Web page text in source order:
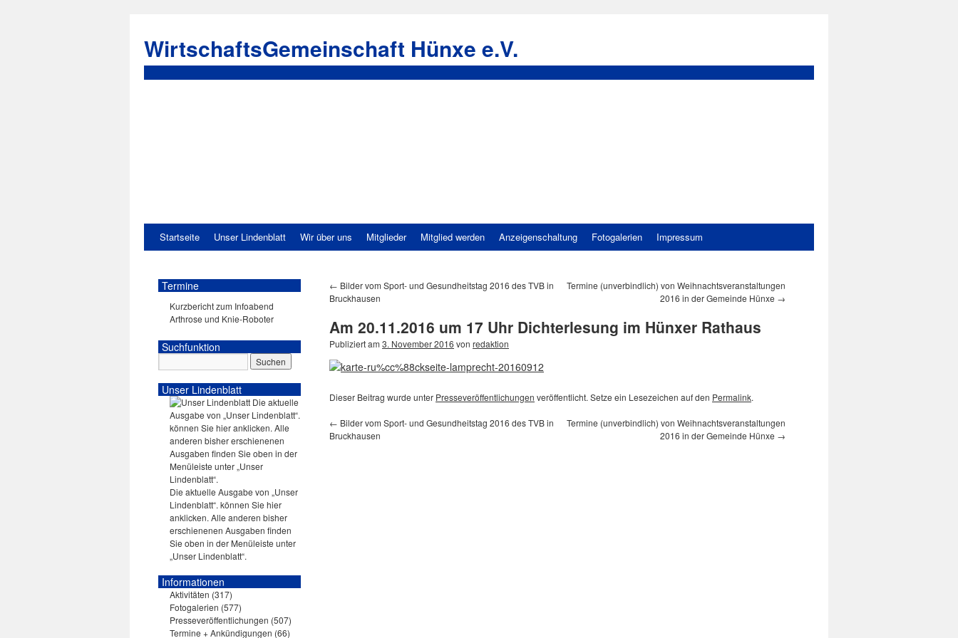
WirtschaftsGemeinschaft Hünxe e.V.
Startseite Unser Lindenblatt Wir über uns Mitglieder Mitglied werden Anzeigenschaltung Fotogalerien Impressum
← Bilder vom Sport- und Gesundheitstag 2016 des TVB in
Bruckhausen
Termine (unverbindlich) von Weihnachtsveranstaltungen
2016 in der Gemeinde Hünxe →
Am 20.11.2016 um 17 Uhr Dichterlesung im Hünxer Rathaus
Publiziert am 3. November 2016 von redaktion
Dieser Beitrag wurde unter Presseveröffentlichungen veröffentlicht. Setze ein Lesezeichen auf den Permalink.
← Bilder vom Sport- und Gesundheitstag 2016 des TVB in
Bruckhausen
Termine (unverbindlich) von Weihnachtsveranstaltungen
2016 in der Gemeinde Hünxe →
Termine
Kurzbericht zum Infoabend
Arthrose und Knie-Roboter
Suchfunktion
Unser Lindenblatt
Die aktuelle Ausgabe von „Unser
Lindenblatt“. können Sie hier
anklicken. Alle anderen bisher
erschienenen Ausgaben finden
Sie oben in der Menüleiste unter
„Unser Lindenblatt“.
Informationen
Aktivitäten (317)
Fotogalerien (577)
Presseveröffentlichungen (507)
Termine + Ankündigungen (66)